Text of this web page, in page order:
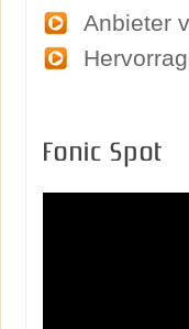
Anbieter
Fonic Spot